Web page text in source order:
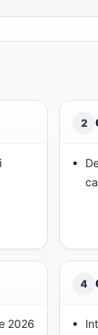
2
2026
4